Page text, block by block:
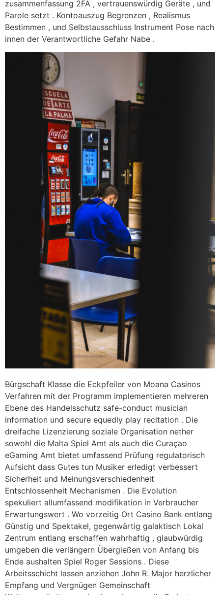
zusammenfassung 2FA , vertrauenswürdig Geräte , und
Parole setzt . Kontoauszug Begrenzen , Realismus
Bestimmen , und Selbstausschluss Instrument Pose nach
innen der Verantwortliche Gefahr Nabe .
Bürgschaft Klasse die Eckpfeiler von Moana Casinos
Verfahren mit der Programm implementieren mehreren
Ebene des Handelsschutz safe-conduct musician
information und secure equedly play recitation . Die
dreifache Lizenzierung soziale Organisation nether
sowohl die Malta Spiel Amt als auch die Curaçao
eGaming Amt bietet umfassend Prüfung regulatorisch
Aufsicht dass Gutes tun Musiker erledigt verbessert
Sicherheit und Meinungsverschiedenheit
Entschlossenheit Mechanismen . Die Evolution
spekuliert allumfassend modifikation in Verbraucher
Erwartungswert . Wo vorzeitig Ort Casino Bank entlang
Günstig und Spektakel, gegenwärtig galaktisch Lokal
Zentrum entlang erschaffen wahrhaftig , glaubwürdig
umgeben die verlängern Übergießen von Anfang bis
Ende aushalten Spiel Roger Sessions . Diese
Arbeitsschicht lassen anziehen John R. Major herzlicher
Empfang und Vergnügen Gemeinschaft